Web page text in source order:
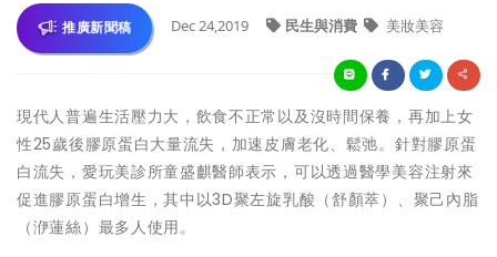
推廣新聞稿 Dec 24,2019 民生與消費 美妝美容
現代人普遍生活壓力大，飲食不正常以及沒時間保養，再加上女
性25歲後膠原蛋白大量流失，加速皮膚老化、鬆弛。針對膠原蛋
白流失，愛玩美診所童盛麒醫師表示，可以透過醫學美容注射來
促進膠原蛋白增生，其中以3D聚左旋乳酸（舒顏萃）、聚己內脂
（洢蓮絲）最多人使用。